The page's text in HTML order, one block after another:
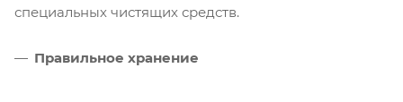
специальных чистящих средств.
Правильное хранение